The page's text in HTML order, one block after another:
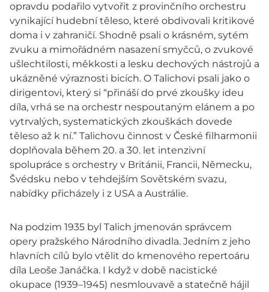
opravdu podařilo vytvořit z provinčního orchestru
vynikající hudební těleso, které obdivovali kritikové
doma i v zahraničí. Shodně psali o krásném, sytém
zvuku a mimořádném nasazení smyčců, o zvukové
ušlechtilosti, měkkosti a lesku dechových nástrojů a
ukázněné výraznosti bicích. O Talichovi psali jako o
dirigentovi, který si “přináší do prvé zkoušky ideu
díla, vrhá se na orchestr nespoutaným elánem a po
vytrvalých, systematických zkouškách dovede
těleso až k ní.” Talichovu činnost v České filharmonii
doplňovala během 20. a 30. let intenzivní
spolupráce s orchestry v Británii, Francii, Německu,
Švédsku nebo v tehdejším Sovětském svazu,
nabídky přicházely i z USA a Austrálie.
Na podzim 1935 byl Talich jmenován správcem
opery pražského Národního divadla. Jedním z jeho
hlavních cílů bylo vtělit do kmenového repertoáru
díla Leoše Janáčka. I když v době nacistické
okupace (1939–1945) nesmlouvavě a statečně hájil